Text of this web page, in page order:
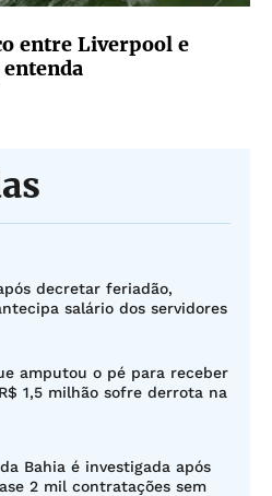
entre Liverpool e
decretar feriadão,
salário dos servidores
amputou o pé para receber
1,5 milhão sofre derrota na
Bahia é investigada após
2 mil contratações sem